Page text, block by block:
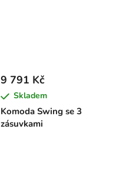
Komoda Swing se 3
zásuvkami
9 791 Kč
Skladem